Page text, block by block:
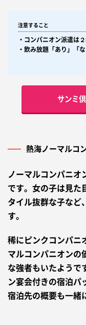
注意すること
・コンパニオン派遣は
・飲み放題「あり」「
サンミ
熱海ノーマルコ
ノーマルコンパニオ
です。女の子は見た
タイル抜群な子など
す。
稀にピンクコンパニ
マルコンパニオンの
な強者もいたようで
ン宴会付きの宿泊パ
宿泊先の概要も一緒